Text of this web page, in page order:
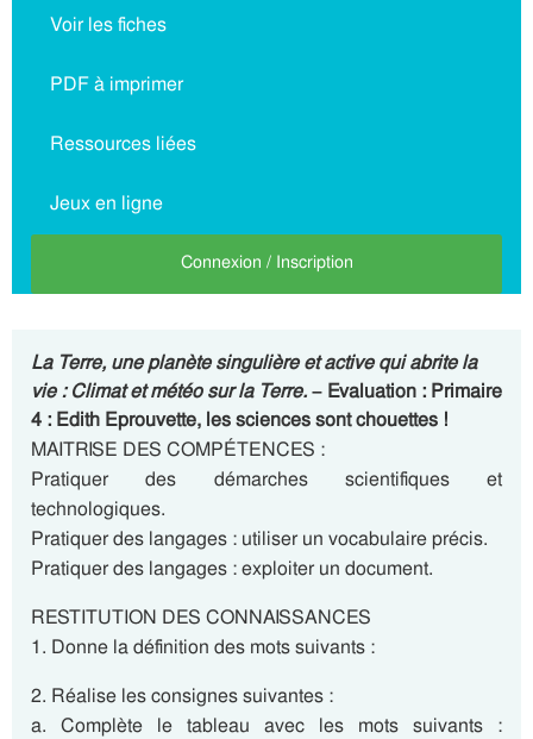
Voir les fiches
PDF à imprimer
Ressources liées
Jeux en ligne
Connexion / Inscription
La Terre, une planète singulière et active qui abrite la
vie : Climat et météo sur la Terre.– Evaluation : Primaire
4 : Edith Eprouvette, les sciences sont chouettes !
MAITRISE DES COMPÉTENCES :
Pratiquer des démarches scientifiques et
technologiques.
Pratiquer des langages : utiliser un vocabulaire précis.
Pratiquer des langages : exploiter un document.
RESTITUTION DES CONNAISSANCES
1. Donne la définition des mots suivants :
2. Réalise les consignes suivantes :
a. Complète le tableau avec les mots suivants :